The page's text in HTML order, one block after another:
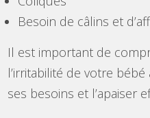
Besoin de câlins et
Il est important de
l’irritabilité de votre
ses besoins et l’apaiser